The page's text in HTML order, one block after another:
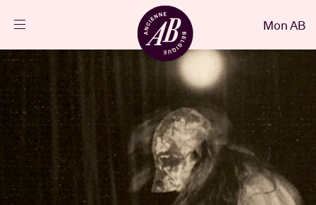
Agenda
Projets
Actualités
Mon AB